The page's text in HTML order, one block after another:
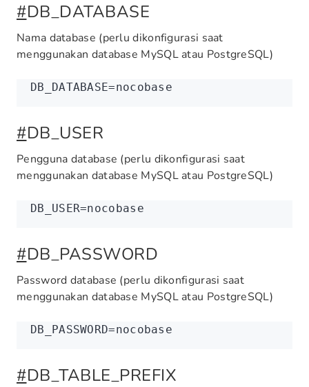
#DB_DATABASE
Nama database (perlu dikonfigurasi saat
menggunakan database MySQL atau PostgreSQL)
DB_DATABASE=nocobase
#DB_USER
Pengguna database (perlu dikonfigurasi saat
menggunakan database MySQL atau PostgreSQL)
DB_USER=nocobase
#DB_PASSWORD
Password database (perlu dikonfigurasi saat
menggunakan database MySQL atau PostgreSQL)
DB_PASSWORD=nocobase
#DB_TABLE_PREFIX